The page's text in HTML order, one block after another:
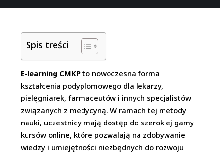
Spis treści
E-learning CMKP to nowoczesna forma
kształcenia podyplomowego dla lekarzy,
pielęgniarek, farmaceutów i innych specjalistów
związanych z medycyną. W ramach tej metody
nauki, uczestnicy mają dostęp do szerokiej gamy
kursów online, które pozwalają na zdobywanie
wiedzy i umiejętności niezbędnych do rozwoju